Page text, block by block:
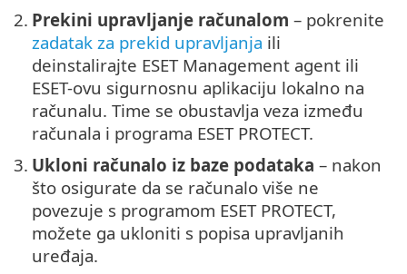
2. Prekini upravljanje računalom – pokrenite
zadatak za prekid upravljanja ili
deinstalirajte ESET Management agent ili
ESET-ovu sigurnosnu aplikaciju lokalno na
računalu. Time se obustavlja veza između
računala i programa ESET PROTECT.
3. Ukloni računalo iz baze podataka – nakon
što osigurate da se računalo više ne
povezuje s programom ESET PROTECT,
možete ga ukloniti s popisa upravljanih
uređaja.